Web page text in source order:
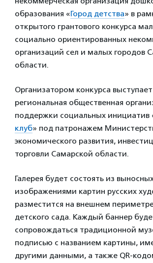
образования «Город детства» в
открытого грантового конкурса
социально ориентированных
организаций сел и малых городов
области.
Организатором конкурса
региональная общественная
поддержки социальных инициатив
клуб» под патронажем
экономического развития,
торговли Самарской области.
Галерея будет состоять из
изображениями картин русских
разместится на внешнем
детского сада. Каждый баннер
сопровождаться традиционной
подписью с названием картины,
другими данными, а также QR-